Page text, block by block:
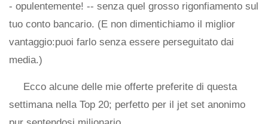
- opulentemente! -- senza quel grosso rigonfiamento sul
tuo conto bancario. (E non dimentichiamo il miglior
vantaggio:puoi farlo senza essere perseguitato dai
media.)
Ecco alcune delle mie offerte preferite di questa
settimana nella Top 20; perfetto per il jet set anonimo